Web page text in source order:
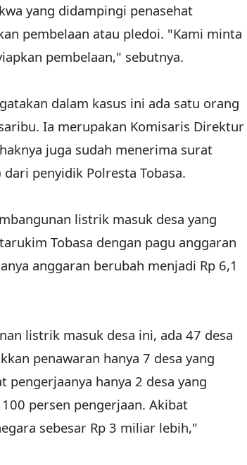
yang didampingi penasehat
pembelaan atau pledoi. "Kami minta
pembelaan," sebutnya.
dalam kasus ini ada satu orang
Ia merupakan Komisaris Direktur
juga sudah menerima surat
penyidik Polresta Tobasa.
listrik masuk desa yang
Tobasa dengan pagu anggaran
anggaran berubah menjadi Rp 6,1
listrik masuk desa ini, ada 47 desa
penawaran hanya 7 desa yang
hanya 2 desa yang
persen pengerjaan. Akibat
sebesar Rp 3 miliar lebih,"